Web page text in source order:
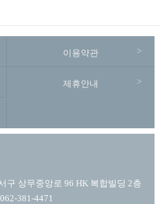
이용약관
제휴안내
구 상무중앙로 96 HK 복합빌딩 2층
381-4471